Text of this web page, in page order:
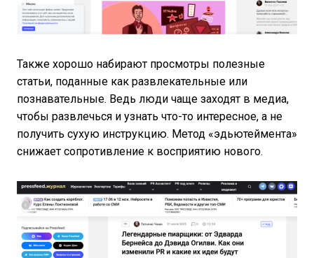
Также хорошо набирают просмотры полезные
статьи, поданные как развлекательные или
познавательные. Ведь люди чаще заходят в медиа,
чтобы развлечься и узнать что-то интересное, а не
получить сухую инструкцию. Метод «эдьютеймента»
снижает сопротивление к восприятию нового.